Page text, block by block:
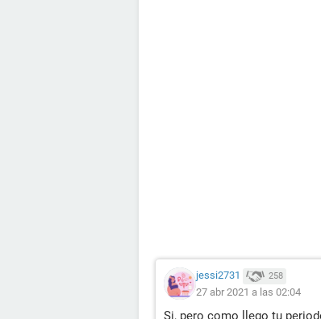
jessi2731 258
27 abr 2021 a las 02:04
Si, pero como llego tu